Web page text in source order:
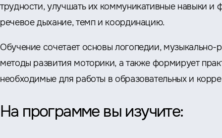
трудности, улучшать их коммуникативные навыки и
речевое дыхание, темп и координацию.
Обучение сочетает основы логопедии,
методы развития моторики, а также формирует
необходимые для работы в образовательных и
На программе вы изучите: